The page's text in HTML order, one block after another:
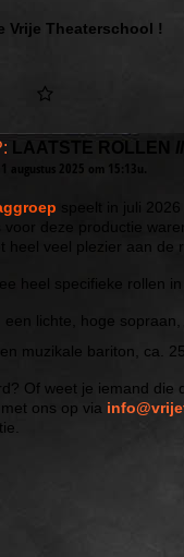
Vrije Theaterschool !
LAATSTE ROLLEN
augustus 2025 om 15:13u.
speelt in juli 2026
voor deze productie
heel veel plezier aan de
heel specifieke rollen
; een lichte, hoge
muzikale bariton, ca.
Of weet je iemand die
ons op via